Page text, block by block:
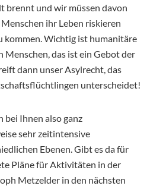
brennt und wir müssen davon
ihr Leben riskieren
kommen. Wichtig ist humanitäre
Menschen, das ist ein Gebot der
dann unser Asylrecht, das
unterscheidet!
bei Ihnen also ganz
sehr zeitintensive
Ebenen. Gibt es da für
Pläne für Aktivitäten in der
Metzelder in den nächsten